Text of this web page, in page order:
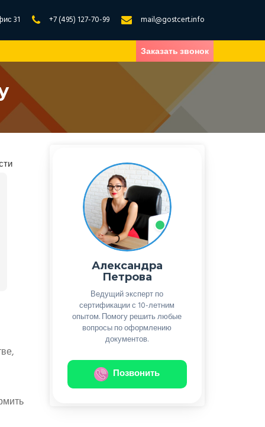
31 +7 (495) 127-70-99 mail@gostcert.info
Заказать звонок
Александра
Петрова
Ведущий эксперт по
сертификации с 10-летним
опытом. Помогу решить любые
вопросы по оформлению
документов.
Позвонить